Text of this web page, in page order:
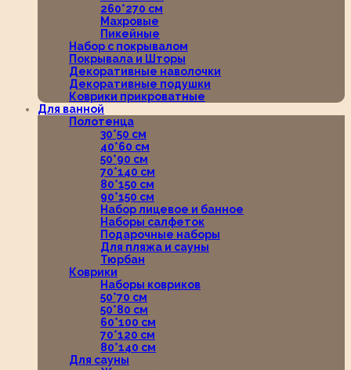
260*270 см
Махровые
Пикейные
Набор с покрывалом
Покрывала и Шторы
Декоративные наволочки
Декоративные подушки
Коврики прикроватные
Для ванной
Полотенца
30*50 см
40*60 см
50*90 см
70*140 см
80*150 см
90*150 см
Набор лицевое и банное
Наборы салфеток
Подарочные наборы
Для пляжа и сауны
Тюрбан
Коврики
Наборы ковриков
50*70 см
50*80 см
60*100 см
70*120 см
80*140 см
Для сауны